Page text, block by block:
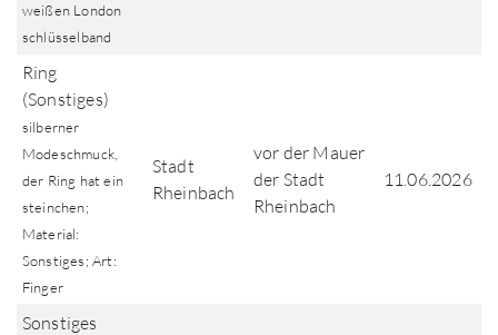
weißen London
schlüsselband
Ring
(Sonstiges)
silberner
Modeschmuck,
der Ring hat ein
steinchen;
Material:
Sonstiges; Art:
Finger
Stadt
Rheinbach
vor der Mauer
der Stadt
Rheinbach
11.06.2026
Sonstiges